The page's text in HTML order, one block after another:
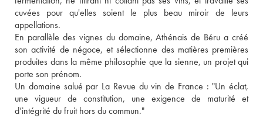
cuvées pour qu'elles soient le plus beau miroir de leurs
appellations.
En parallèle des vignes du domaine, Athénais de Béru a créé
son activité de négoce, et sélectionne des matières premières
produites dans la même philosophie que la sienne, un projet qui
porte son prénom.
Un domaine salué par La Revue du vin de France : "Un éclat,
une vigueur de constitution, une exigence de maturité et
d’intégrité du fruit hors du commun."